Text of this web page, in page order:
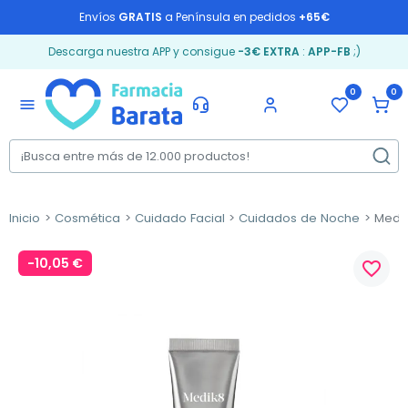
Envíos GRATIS a Península en pedidos +65€
Descarga nuestra APP y consigue -3€ EXTRA: APP-FB ;)
menu
0 0
Inicio Cosmética Cuidado Facial Cuidados de Noche
-10,05 € favorite_border